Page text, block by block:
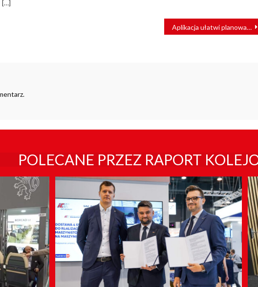
[…]
Aplikacja ułatwi planowanie przewozów międzynarodowych
POLECANE PRZEZ RAPORT